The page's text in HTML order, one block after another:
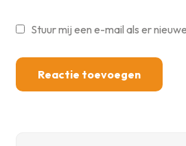
Stuur mij een e-mail als er